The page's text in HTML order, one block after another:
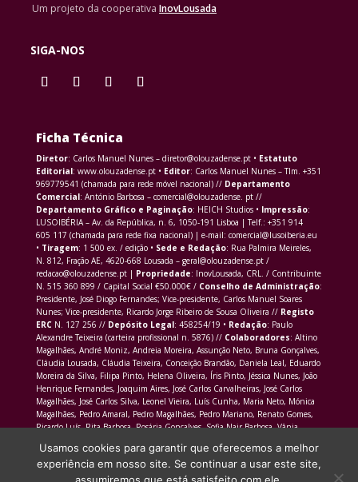
Um projeto da cooperativa InovLousada
SIGA-NOS
Ficha Técnica
Diretor: Carlos Manuel Nunes – diretor@olouzadense.pt • Estatuto
Editorial: www.olouzadense.pt • Editor: Carlos Manuel Nunes – Tlm. +351
969779541 (chamada para rede móvel nacional) // Departamento
Comercial: António Barbosa – comercial@olouzadense. pt //
Departamento Gráfico e Paginação: HEICH Studios • Impressão:
LUSOIBÉRIA – Av. da República, n. 6, 1050-191 Lisboa | Telf.: +351 914
605 117 (chamada para rede fixa nacional) | e-mail: comercial@lusoiberia.eu
• Tiragem: 1 500 ex. / edição • Sede e Redação: Rua Palmira Meireles,
N. 812, Fração AE, 4620-668 Lousada – geral@olouzadense.pt /
redacao@olouzadense.pt | Propriedade: InovLousada, CRL. / Contribuinte
N. 515 360 899 / Capital Social €50.000€ / Conselho de Administração:
Presidente, José Diogo Fernandes; Vice-presidente, Carlos Manuel Soares
Nunes; Vice-presidente, Ricardo Jorge Ribeiro de Sousa Oliveira // Registo
ERCN. 127 256 // Depósito Legal: 458254/19 • Redação: Paulo
Alexandre Teixeira (carteira profissional n. 5876) // Colaboradores: Altino
Magalhães, André Moniz, Andreia Moreira, Assunção Neto, Bruna Gonçalves,
Cláudia Lousada, Cláudia Teixeira, Conceição Brandão, Daniela Leal, Eduardo
Moreira da Silva, Filipa Pinto, Helena Oliveira, Íris Pinto, Jéssica Nunes, João
Henrique Fernandes, Joaquim Aires, José Carlos Carvalheiras, José Carlos
Magalhães, José Carlos Silva, Leonel Vieira, Luís Cunha, Maria Neto, Mónica
Magalhães, Pedro Amaral, Pedro Magalhães, Pedro Mariano, Renato Gomes,
Ricardo Luís, Rita Barbosa, Rosária Gonçalves, Sofia Nair Barbosa, Vânia
Usamos cookies para garantir que oferecemos a melhor
experiência em nosso site. Se continuar a usar este site,